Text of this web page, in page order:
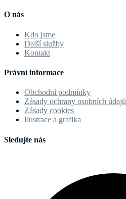
O nás
Kdo jsme
Další služby
Kontakt
Právní informace
Obchodní podmínky
Zásady ochrany osobních údajů
Zásady cookies
Ilustrace a grafika
Sledujte nás